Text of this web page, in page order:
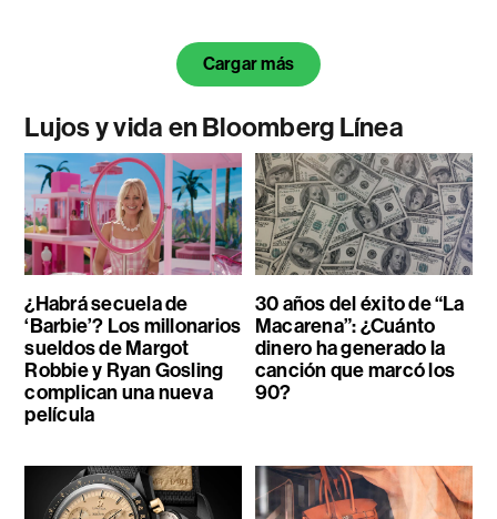
Cargar más
Lujos y vida en Bloomberg Línea
¿Habrá secuela de
‘Barbie’? Los millonarios
sueldos de Margot
Robbie y Ryan Gosling
complican una nueva
película
30 años del éxito de “La
Macarena”: ¿Cuánto
dinero ha generado la
canción que marcó los
90?